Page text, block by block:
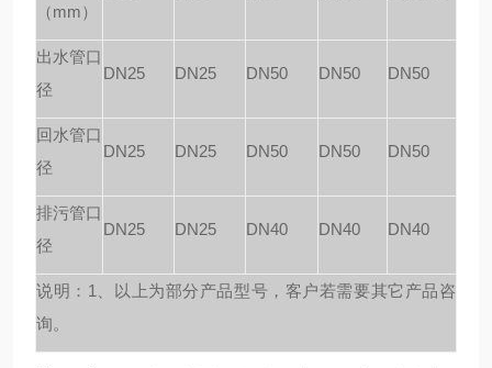
（mm）
出水管口
径
DN25 DN25 DN50 DN50 DN50
回水管口
径
DN25 DN25 DN50 DN50 DN50
排污管口
径
DN25 DN25 DN40 DN40 DN40
说明：1、以上为部分产品型号，客户若需要其它产品咨
询。